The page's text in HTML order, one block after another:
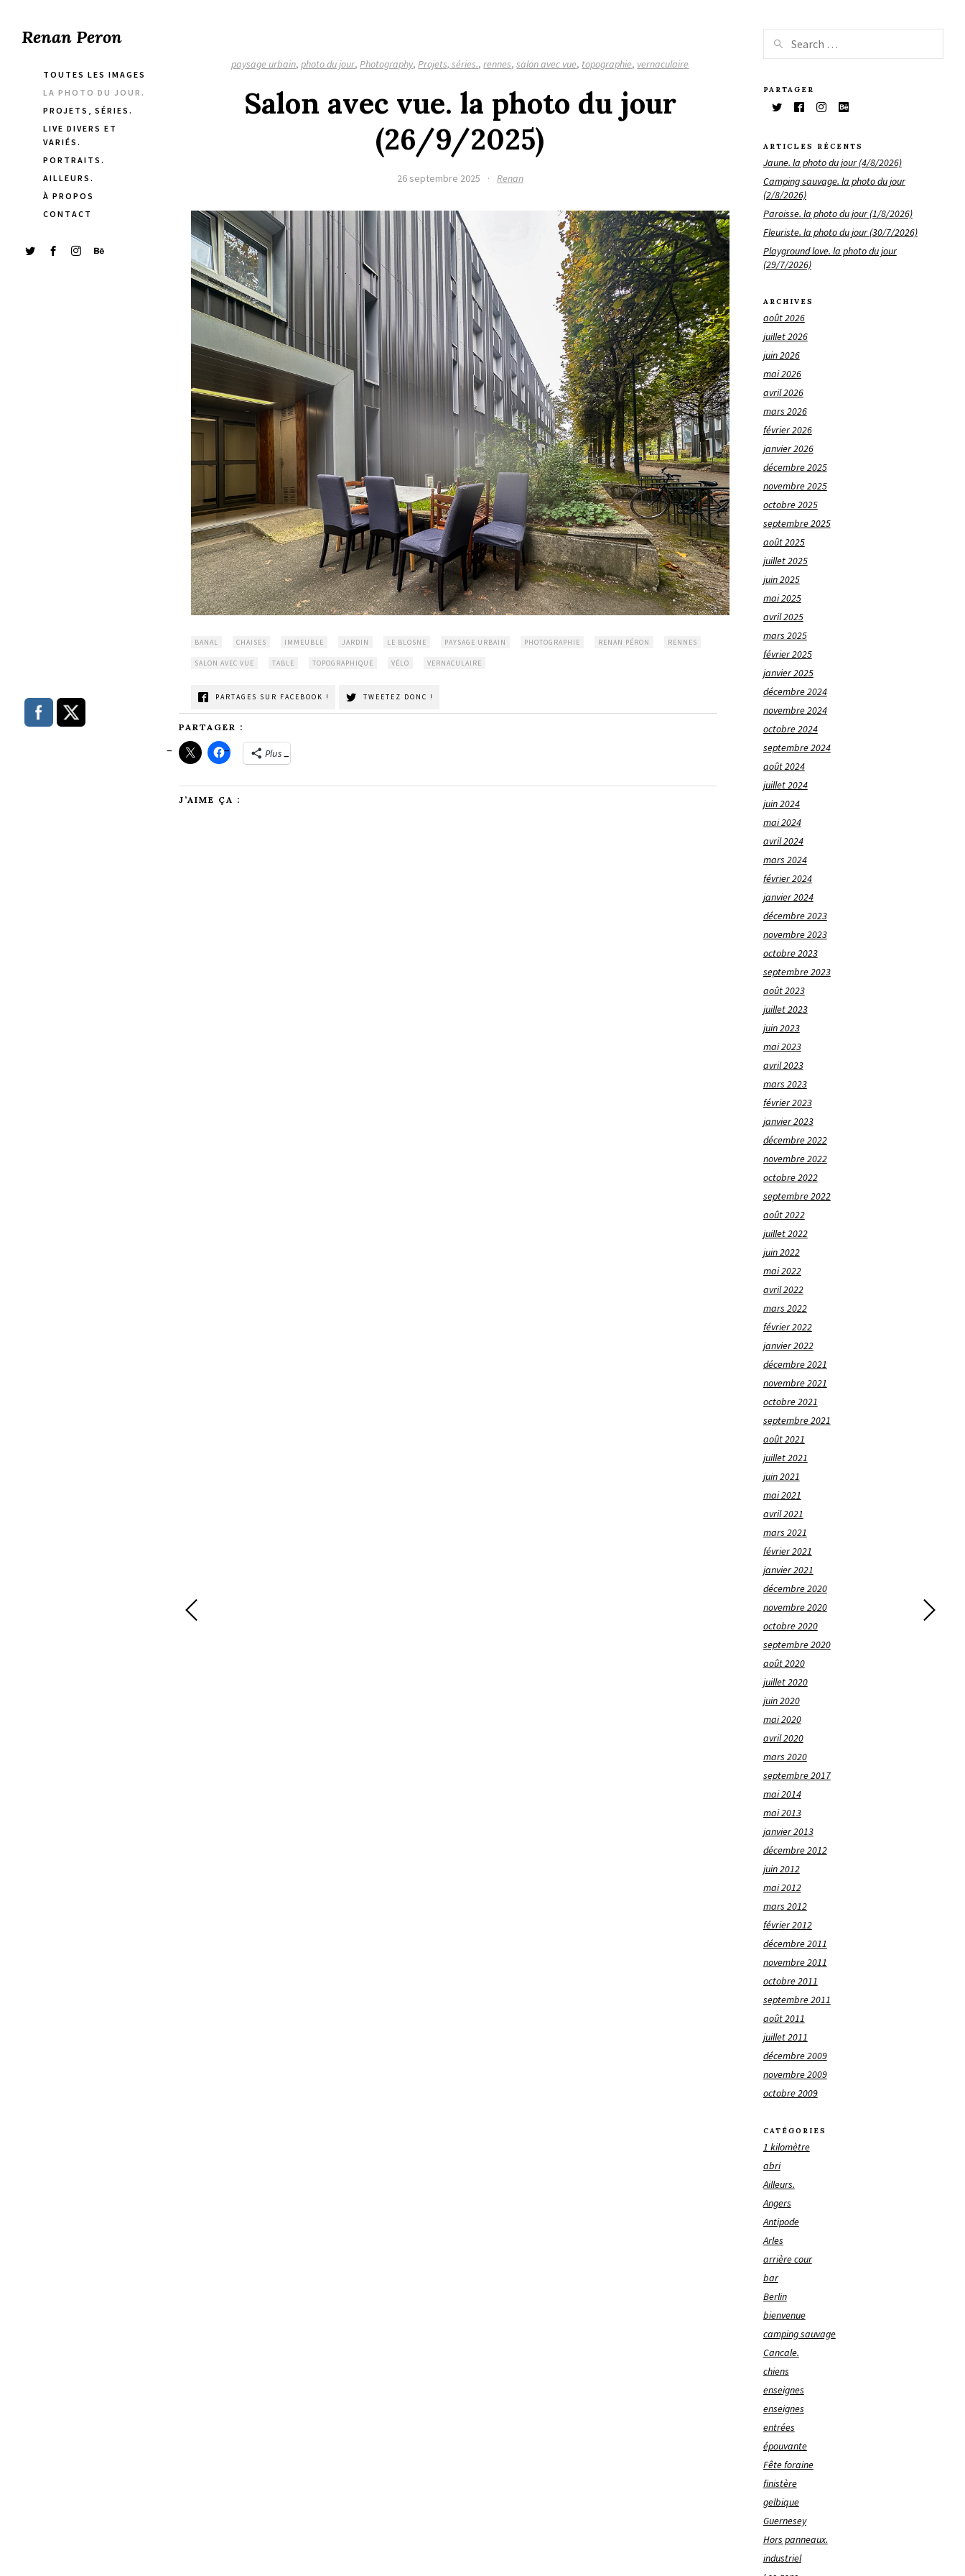
Renan Peron
TOUTES LES IMAGES
LA PHOTO DU JOUR.
PROJETS, SÉRIES.
LIVE DIVERS ET
VARIÉS.
PORTRAITS.
AILLEURS.
À PROPOS
CONTACT
paysage urbain,photo du jour,Photography,Projets, séries.,rennes,salon avec vue, topographie, vernaculaire
Salon avec vue. la photo du jour
(26/9/2025)
26 septembre 2025 · Renan
BANAL CHAISES IMMEUBLE JARDIN LE BLOSNE PAYSAGE URBAIN PHOTOGRAPHIE RENAN PÉRON RENNES
SALON AVEC VUE TABLE TOPOGRAPHIQUE VÉLO VERNACULAIRE
PARTAGES SUR FACEBOOK ! TWEETEZ DONC !
PARTAGER :
Plus
J’AIME ÇA :
PARTAGER
ARTICLES RÉCENTS
Jaune. la photo du jour (4/8/2026)
Camping sauvage. la photo du jour
(2/8/2026)
Paroisse. la photo du jour (1/8/2026)
Fleuriste. la photo du jour (30/7/2026)
Playground love. la photo du jour
(29/7/2026)
ARCHIVES
août 2026
juillet 2026
juin 2026
mai 2026
avril 2026
mars 2026
février 2026
janvier 2026
décembre 2025
novembre 2025
octobre 2025
septembre 2025
août 2025
juillet 2025
juin 2025
mai 2025
avril 2025
mars 2025
février 2025
janvier 2025
décembre 2024
novembre 2024
octobre 2024
septembre 2024
août 2024
juillet 2024
juin 2024
mai 2024
avril 2024
mars 2024
février 2024
janvier 2024
décembre 2023
novembre 2023
octobre 2023
septembre 2023
août 2023
juillet 2023
juin 2023
mai 2023
avril 2023
mars 2023
février 2023
janvier 2023
décembre 2022
novembre 2022
octobre 2022
septembre 2022
août 2022
juillet 2022
juin 2022
mai 2022
avril 2022
mars 2022
février 2022
janvier 2022
décembre 2021
novembre 2021
octobre 2021
septembre 2021
août 2021
juillet 2021
juin 2021
mai 2021
avril 2021
mars 2021
février 2021
janvier 2021
décembre 2020
novembre 2020
octobre 2020
septembre 2020
août 2020
juillet 2020
juin 2020
mai 2020
avril 2020
mars 2020
septembre 2017
mai 2014
mai 2013
janvier 2013
décembre 2012
juin 2012
mai 2012
mars 2012
février 2012
décembre 2011
novembre 2011
octobre 2011
septembre 2011
août 2011
juillet 2011
décembre 2009
novembre 2009
octobre 2009
CATÉGORIES
1 kilomètre
abri
Ailleurs.
Angers
Antipode
Arles
arrière cour
bar
Berlin
bienvenue
camping sauvage
Cancale.
chiens
enseignes
enseignes
entrées
épouvante
Fête foraine
finistère
gelbique
Guernesey
Hors panneaux.
industriel